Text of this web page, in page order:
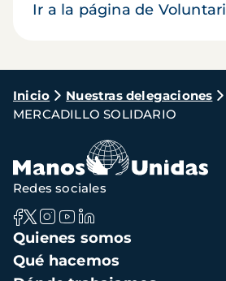
Ir a la página de
Ruta
de
navegación
Inicio Nuestras delegaciones
MERCADILLO SOLIDARIO
Navegación
principal
Quienes somos
Qué hacemos
Redes sociales